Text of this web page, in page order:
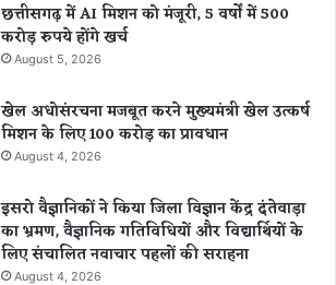
छत्तीसगढ़ में AI मिशन को मंजूरी, 5 वर्षों में 500
करोड़ रुपये होंगे खर्च
August 5, 2026
खेल अधोसंरचना मजबूत करने मुख्यमंत्री खेल उत्कर्ष
मिशन के लिए 100 करोड़ का प्रावधान
August 4, 2026
इसरो वैज्ञानिकों ने किया जिला विज्ञान केंद्र दंतेवाड़ा
का भ्रमण, वैज्ञानिक गतिविधियों और विद्यार्थियों के
लिए संचालित नवाचार पहलों की सराहना
August 4, 2026